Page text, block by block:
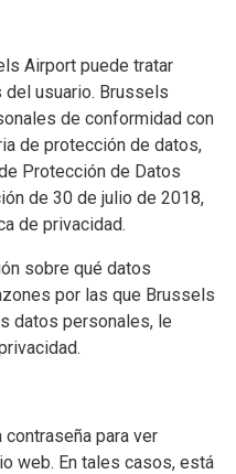
Airport puede tratar
usuario. Brussels
de conformidad con
de protección de datos,
Protección de Datos
de 30 de julio de 2018,
de privacidad.
sobre qué datos
por las que Brussels
datos personales, le
para ver
web. En tales casos, está